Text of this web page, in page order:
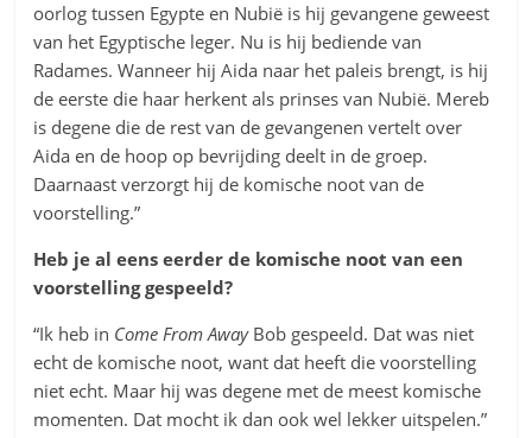
oorlog tussen Egypte en Nubië is hij gevangene geweest
van het Egyptische leger. Nu is hij bediende van
Radames. Wanneer hij Aida naar het paleis brengt, is hij
de eerste die haar herkent als prinses van Nubië. Mereb
is degene die de rest van de gevangenen vertelt over
Aida en de hoop op bevrijding deelt in de groep.
Daarnaast verzorgt hij de komische noot van de
voorstelling.”
Heb je al eens eerder de komische noot van een
voorstelling gespeeld?
“Ik heb in Come From AwayBob gespeeld. Dat was niet
echt de komische noot, want dat heeft die voorstelling
niet echt. Maar hij was degene met de meest komische
momenten. Dat mocht ik dan ook wel lekker uitspelen.”